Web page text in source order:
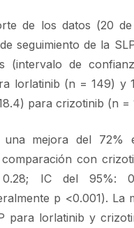
de los datos (20
seguimiento de la
(intervalo de
lorlatinib (n = 149) y
para crizotinib (n =
una mejora del 72%
con
IC del 95%:
p <0.001). La
para lorlatinib y